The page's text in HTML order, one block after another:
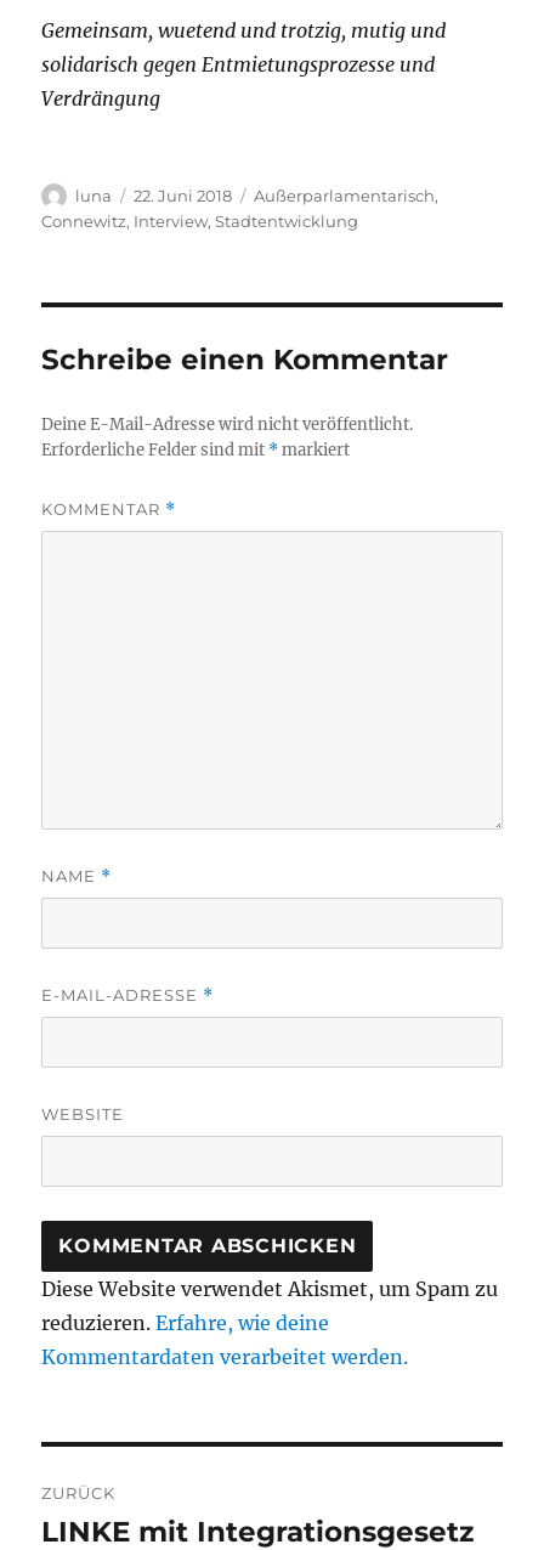
Gemeinsam, wuetend und trotzig, mutig und
solidarisch gegen Entmietungsprozesse und
Verdrängung
Autor
luna
Veröffentlicht
am
22. Juni 2018 Kategorien
Außerparlamentarisch,
Connewitz, Interview,Stadtentwicklung
Schreibe einen Kommentar
Deine E-Mail-Adresse wird nicht veröffentlicht.
Erforderliche Felder sind mit *markiert
KOMMENTAR *
NAME *
E-MAIL-ADRESSE *
WEBSITE
Diese Website verwendet Akismet, um Spam zu
reduzieren.Erfahre, wie deine
Kommentardaten verarbeitet werden.
ZURÜCK
Vorheriger
LINKE mit Integrationsgesetz